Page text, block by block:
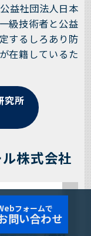
益社団法人日本
級技術者と公益
するしろあり防
在籍しているた
究所
株式会社
フォームで
問い合わせ